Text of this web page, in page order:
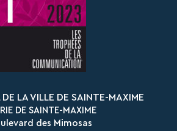
FacebookInstagram
LA VILLE DE SAINTE-MAXIME
DE SAINTE-MAXIME
des Mimosas